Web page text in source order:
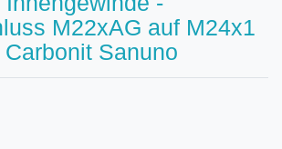
M22xAG auf M24x1
Sanuno